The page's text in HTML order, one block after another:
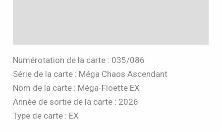
Numérotation de la carte : 035/086
Série de la carte : Méga Chaos Ascendant
Nom de la carte : Méga-Floette EX
Année de sortie de la carte : 2026
Type de carte : EX